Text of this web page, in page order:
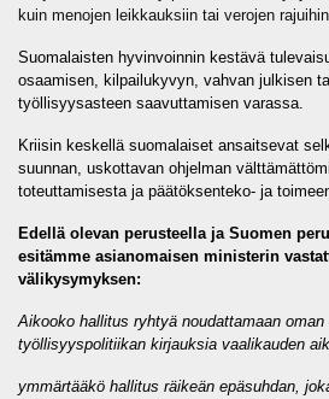
kuin menojen leikkauksiin tai verojen
Suomalaisten hyvinvoinnin kestävä
osaamisen, kilpailukyvyn, vahvan julkisen
työllisyysasteen saavuttamisen varassa.
Kriisin keskellä suomalaiset ansaitsevat
suunnan, uskottavan ohjelman
toteuttamisesta ja päätöksenteko- ja
Edellä olevan perusteella ja Suomen
esitämme asianomaisen ministerin
välikysymyksen:
Aikooko hallitus ryhtyä noudattamaan
työllisyyspolitiikan kirjauksia vaalikauden
ymmärtääkö hallitus räikeän epäsuhdan,